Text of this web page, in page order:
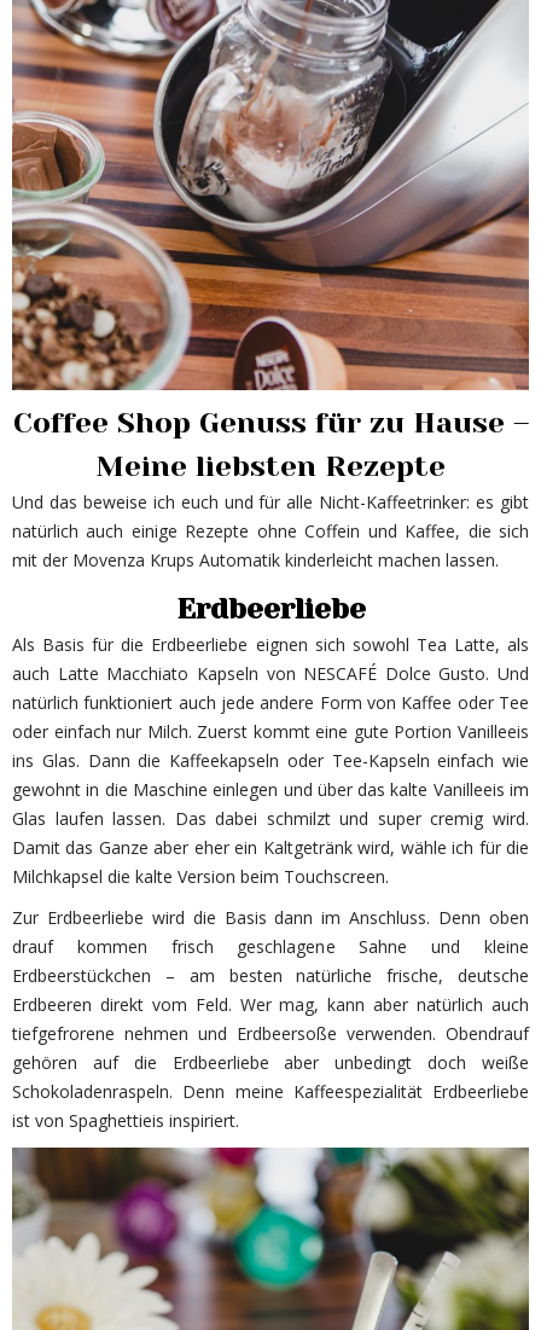
Coffee Shop Genuss für zu Hause –
Meine liebsten Rezepte
Und das beweise ich euch und für alle Nicht-Kaffeetrinker: es gibt
natürlich auch einige Rezepte ohne Coffein und Kaffee, die sich
mit der Movenza Krups Automatik kinderleicht machen lassen.
Erdbeerliebe
Als Basis für die Erdbeerliebe eignen sich sowohl Tea Latte, als
auch Latte Macchiato Kapseln von NESCAFÉ Dolce Gusto. Und
natürlich funktioniert auch jede andere Form von Kaffee oder Tee
oder einfach nur Milch. Zuerst kommt eine gute Portion Vanilleeis
ins Glas. Dann die Kaffeekapseln oder Tee-Kapseln einfach wie
gewohnt in die Maschine einlegen und über das kalte Vanilleeis im
Glas laufen lassen. Das dabei schmilzt und super cremig wird.
Damit das Ganze aber eher ein Kaltgetränk wird, wähle ich für die
Milchkapsel die kalte Version beim Touchscreen.
Zur Erdbeerliebe wird die Basis dann im Anschluss. Denn oben
drauf kommen frisch geschlagene Sahne und kleine
Erdbeerstückchen – am besten natürliche frische, deutsche
Erdbeeren direkt vom Feld. Wer mag, kann aber natürlich auch
tiefgefrorene nehmen und Erdbeersoße verwenden. Obendrauf
gehören auf die Erdbeerliebe aber unbedingt doch weiße
Schokoladenraspeln. Denn meine Kaffeespezialität Erdbeerliebe
ist von Spaghettieis inspiriert.